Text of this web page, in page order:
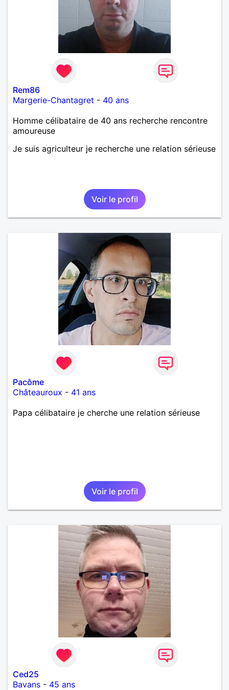
Rem86
Margerie-Chantagret - 40 ans
Homme célibataire de 40 ans recherche rencontre
amoureuse
Je suis agriculteur je recherche une relation sérieuse
Voir le profil
Pacôme
Châteauroux - 41 ans
Papa célibataire je cherche une relation sérieuse
Voir le profil
Ced25
Bavans - 45 ans